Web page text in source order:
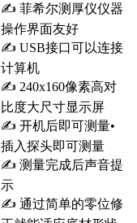
✍ 菲希尔测厚仪仪器
操作界面友好
✍ USB接口可以连接
计算机
✍ 240x160像素高对
比度大尺寸显示屏
✍ 开机后即可测量•
插入探头即可测量
✍ 测量完成后声音提
示
✍ 通过简单的零位修